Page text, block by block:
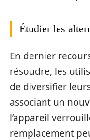
Étudier les
En dernier
résoudre, les
de diversifier
associant un
l’appareil
remplacement